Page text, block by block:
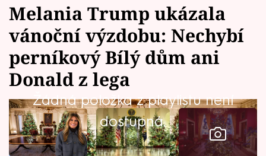
Témata
Celebrity
Vztahy
Seriály
Melania Trump ukázala
vánoční výzdobu: Nechybí
perníkový Bílý dům ani
Donald z lega
Žádná položka z playlistu není
dostupná.